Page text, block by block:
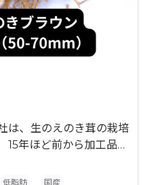
は、生のえのき茸の栽培
15年ほど前から加工品に
」を確立することに成
きのこは乾燥しただけで
低脂肪 国産